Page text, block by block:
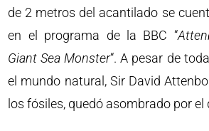
de 2 metros del acantilado se
en el programa de la BBC “
Giant Sea Monster“. A pesar de
el mundo natural, Sir David
los fósiles, quedó asombrado por